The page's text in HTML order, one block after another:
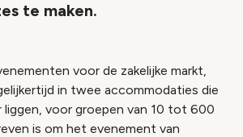
te maken.
voor de zakelijke markt,
in twee accommodaties die
liggen, voor groepen van 10 tot 600
is om het evenement van